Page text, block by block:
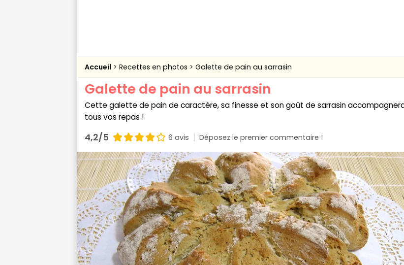
Accueil Recettes en photos Galette de pain au sarrasin
Galette de pain au sarrasin
Cette galette de pain de caractère, sa finesse et son goût de sarrasin
tous vos repas !
4,2/5 6 avis Déposez le premier commentaire !